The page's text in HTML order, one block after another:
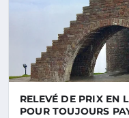
RELEVÉ DE PRIX EN
POUR TOUJOURS